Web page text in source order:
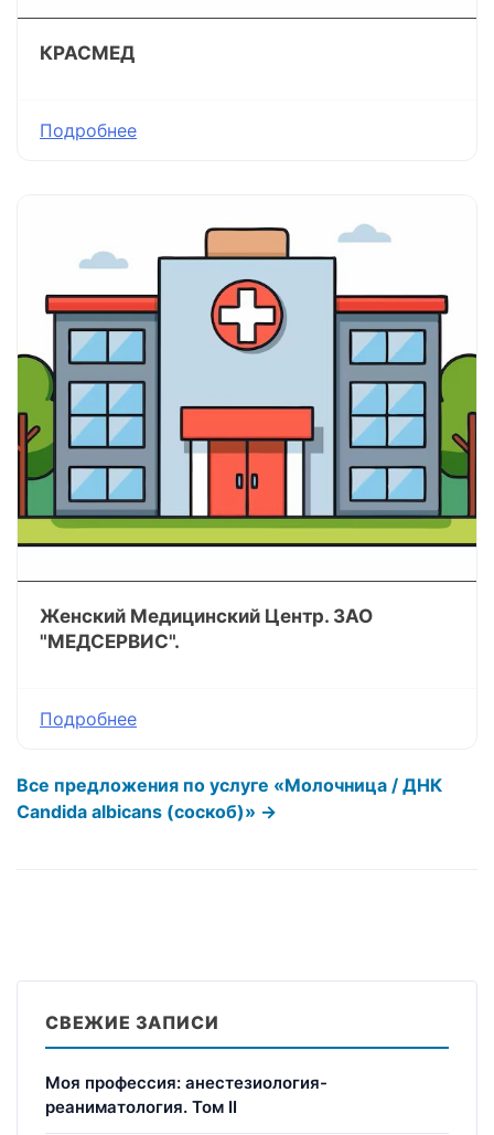
КРАСМЕД
Подробнее
Женский Медицинский Центр. ЗАО
"МЕДСЕРВИС".
Подробнее
Все предложения по услуге «Молочница / ДНК
Candida albicans (соскоб)» →
СВЕЖИЕ ЗАПИСИ
Моя профессия: анестезиология-
реаниматология. Том II